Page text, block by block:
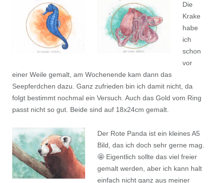
Die
Krake
habe
ich
schon
vor
einer Weile gemalt, am Wochenende kam dann das
Seepferdchen dazu. Ganz zufrieden bin ich damit nicht, da
folgt bestimmt nochmal ein Versuch. Auch das Gold vom Ring
passt nicht so gut. Beide sind auf 18x24cm gemalt.
Der Rote Panda ist ein kleines A5
Bild, das ich doch sehr gerne mag.
🤩 Eigentlich sollte das viel freier
gemalt werden, aber ich kann halt
einfach nicht ganz aus meiner